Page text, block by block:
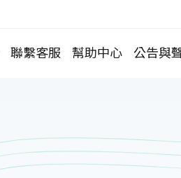
聯繫客服 幫助中心 公告與